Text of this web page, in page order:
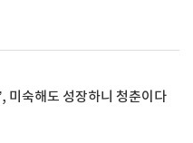
미숙해도 성장하니 청춘이다